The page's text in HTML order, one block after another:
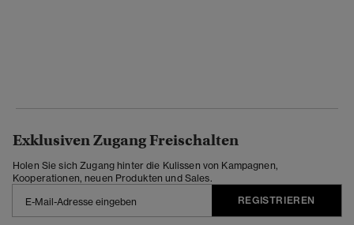
Exklusiven Zugang Freischalten
Holen Sie sich Zugang hinter die Kulissen von Kampagnen,
Kooperationen, neuen Produkten und Sales.
REGISTRIEREN